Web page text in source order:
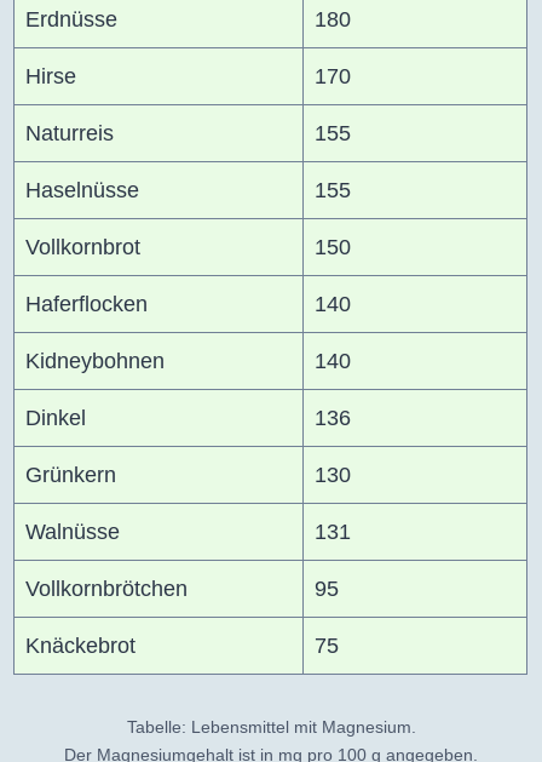
Erdnüsse 180
Hirse 170
Naturreis 155
Haselnüsse 155
Vollkornbrot 150
Haferflocken 140
Kidneybohnen 140
Dinkel 136
Grünkern 130
Walnüsse 131
Vollkornbrötchen 95
Knäckebrot 75
Tabelle: Lebensmittel mit Magnesium.
Der Magnesiumgehalt ist in mg pro 100 g angegeben.